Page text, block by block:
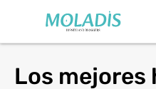
Los mejores